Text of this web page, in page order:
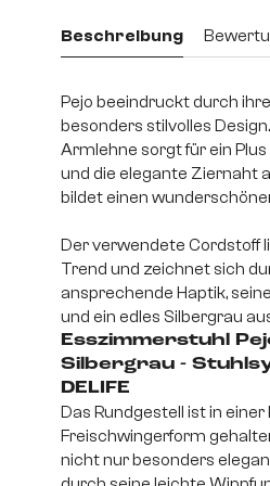
Beschreibung
Pejo beeindruckt durch
besonders stilvolles
Armlehne sorgt für ein
und die elegante Ziernaht
bildet einen
Der verwendete Cordstoff
Trend und zeichnet sich
ansprechende Haptik,
und ein edles Silbergrau
Esszimmerstuhl
Silbergrau -
DELIFE
Das Rundgestell ist in
Freischwingerform
nicht nur besonders